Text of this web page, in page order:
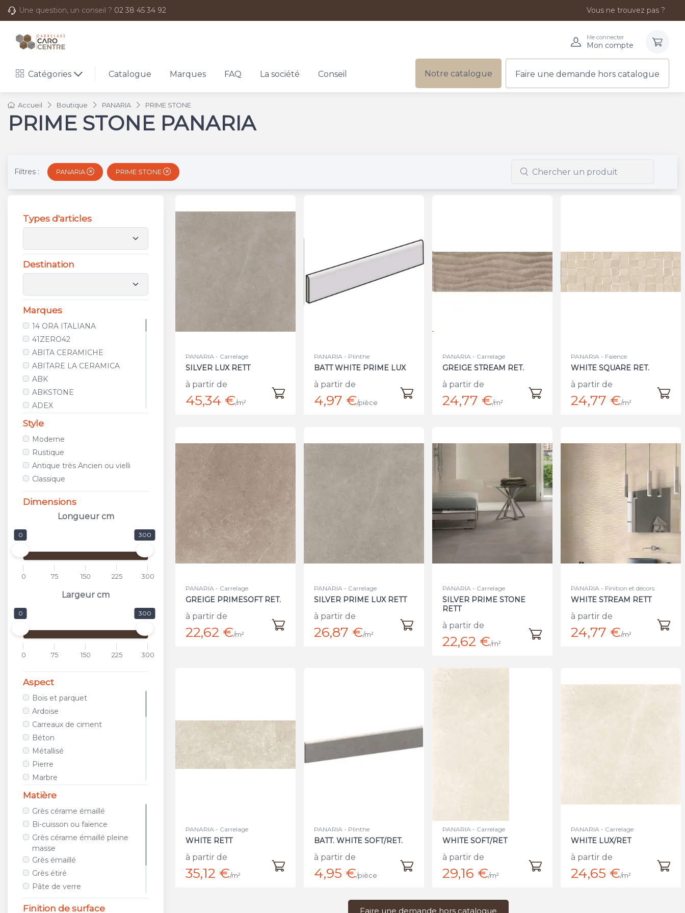
Une question, un conseil ? 02 38 45 34 92 Vous ne trouvez pas ?
Me connecter
Mon compte
Catégories Catalogue Marques FAQ La société Conseil Notre catalogue Faire une demande hors catalogue
Accueil Boutique PANARIA PRIME STONE
PRIME STONE PANARIA
Filtres : PANARIA PRIME STONE
Types d'articles
Destination
Marques
14 ORA ITALIANA
41ZERO42
ABITA CERAMICHE
ABITARE LA CERAMICA
ABK
ABKSTONE
ADEX
AGROB BUCHTAL
ALFALUX
ANTICA CERAMICA RUBIERA
APARICI
APAVISA
AREA CERAMICHE
AREZIA
ARGENTA
ARIOSTEA
ARPA
ARTISTICA DUE
ASCOT
ASTOR
ATLAS CONCORDE
AVA CERAMICA
AZTECA CERAMICA
AZULEJOS BENADRESA
AZULEV
AZUVI
B&B CERAMICHE
BAERWOLF
BAGATTINI
BARDELLI
BAYKER
BELLACASA CERAMICA
BELLAVISTA
BIOPETRA
BISAZZA
BLUSTYLE
BOXER
Style
Moderne
Rustique
Antique très Ancien ou vielli
Classique
Dimensions
Longueur cm
0 300
0 75 150 225 300
Largeur cm
0 300
0 75 150 225 300
Aspect
Bois et parquet
Ardoise
Carreaux de ciment
Béton
Métallisé
Pierre
Marbre
Tissu / Cuir
Géométrique
Images et photos
Galet et mosaïque
Travertin
Terracotta
Matière
Grès cérame émaillé
Bi-cuisson ou faïence
Grès cérame émaillé pleine
masse
Grès émaillé
Grès étiré
Pâte de verre
Métal
Finition de surface
PANARIA - Carrelage
SILVER LUX RETT
à partir de
45,34 €/m²
PANARIA - Plinthe
BATT WHITE PRIME LUX
à partir de
4,97 €/pièce
PANARIA - Carrelage
GREIGE STREAM RET.
à partir de
24,77 €/m²
PANARIA - Faience
WHITE SQUARE RET.
à partir de
24,77 €/m²
PANARIA - Carrelage
GREIGE PRIMESOFT RET.
à partir de
22,62 €/m²
PANARIA - Carrelage
SILVER PRIME LUX RETT
à partir de
26,87 €/m²
PANARIA - Carrelage
SILVER PRIME STONE
RETT
à partir de
22,62 €/m²
PANARIA - Finition et décors
WHITE STREAM RETT
à partir de
24,77 €/m²
PANARIA - Carrelage
WHITE RETT
à partir de
35,12 €/m²
PANARIA - Plinthe
BATT. WHITE SOFT/RET.
à partir de
4,95 €/pièce
PANARIA - Carrelage
WHITE SOFT/RET
à partir de
29,16 €/m²
PANARIA - Carrelage
WHITE LUX/RET
à partir de
24,65 €/m²
Faire une demande hors catalogue